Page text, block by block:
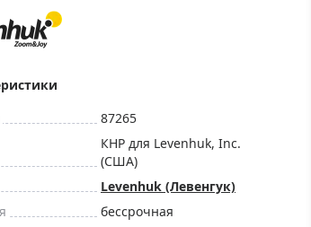
образцов
Фонари
Элементы питания, карты
Фотоловушки
87265
КНР для Levenhuk, Inc.
(США)
Levenhuk (Левенгук)
бессрочная